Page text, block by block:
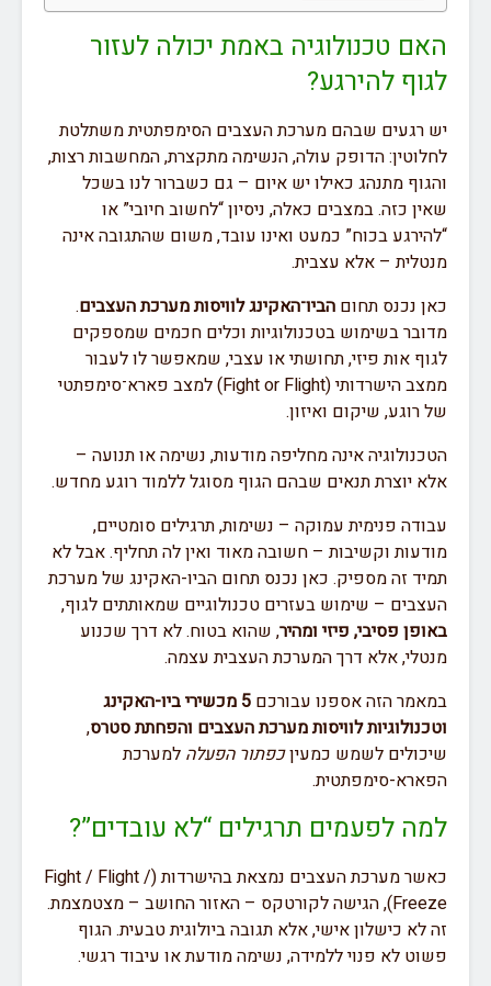
האם טכנולוגיה באמת יכולה לעזור
לגוף להירגע?
יש רגעים שבהם מערכת העצבים הסימפתטית משתלטת
לחלוטין: הדופק עולה, הנשימה מתקצרת, המחשבות רצות,
והגוף מתנהג כאילו יש איום – גם כשברור לנו בשכל
שאין כזה. במצבים כאלה, ניסיון “לחשוב חיובי” או
“להירגע בכוח” כמעט ואינו עובד, משום שהתגובה אינה
מנטלית – אלא עצבית.
כאן נכנס תחום הביו־האקינג לוויסות מערכת העצבים.
מדובר בשימוש בטכנולוגיות וכלים חכמים שמספקים
לגוף אות פיזי, תחושתי או עצבי, שמאפשר לו לעבור
ממצב הישרדותי (Fight or Flight) למצב פארא־סימפתטי
של רוגע, שיקום ואיזון.
הטכנולוגיה אינה מחליפה מודעות, נשימה או תנועה –
אלא יוצרת תנאים שבהם הגוף מסוגל ללמוד רוגע מחדש.
עבודה פנימית עמוקה – נשימות, תרגילים סומטיים,
מודעות וקשיבות – חשובה מאוד ואין לה תחליף. אבל לא
תמיד זה מספיק. כאן נכנס תחום הביו-האקינג של מערכת
העצבים – שימוש בעזרים טכנולוגיים שמאותתים לגוף,
באופן פסיבי, פיזי ומהיר, שהוא בטוח. לא דרך שכנוע
מנטלי, אלא דרך המערכת העצבית עצמה.
במאמר הזה אספנו עבורכם
5 מכשירי ביו-האקינג
וטכנולוגיות לוויסות מערכת העצבים והפחתת סטרס,
שיכולים לשמש כמעיןכפתור הפעלה למערכת
הפארא-סימפתטית.
למה לפעמים תרגילים “לא עובדים”?
כאשר מערכת העצבים נמצאת בהישרדות (Fight / Flight /
Freeze), הגישה לקורטקס – האזור החושב – מצטמצמת.
זה לא כישלון אישי, אלא תגובה ביולוגית טבעית. הגוף
פשוט לא פנוי ללמידה, נשימה מודעת או עיבוד רגשי.